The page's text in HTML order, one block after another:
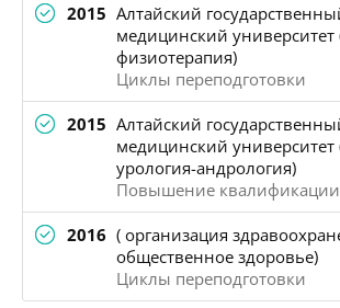
2015 Алтайский
медицинский университет
физиотерапия)
Циклы переподготовки
2015 Алтайский
медицинский университет
урология-андрология)
Повышение квалификации
2016 ( организация
общественное здоровье)
Циклы переподготовки